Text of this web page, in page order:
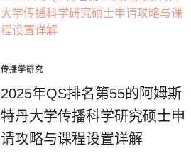
传播学研究
2025年QS排名第55的阿姆斯
特丹大学传播科学研究硕士申
请攻略与课程设置详解